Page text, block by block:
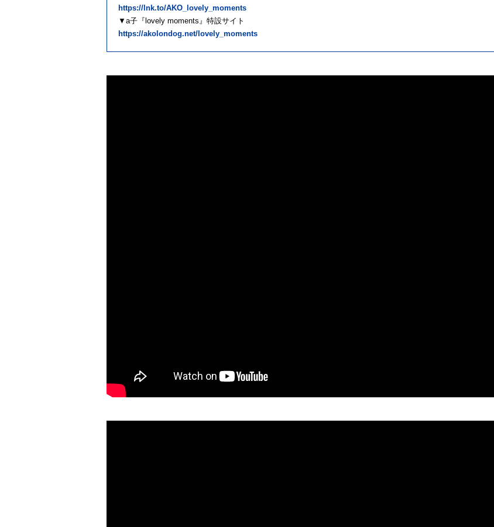
https://lnk.to/AKO_lovely_moments
▼a子『lovely moments』特設サイト
https://akolondog.net/lovely_moments